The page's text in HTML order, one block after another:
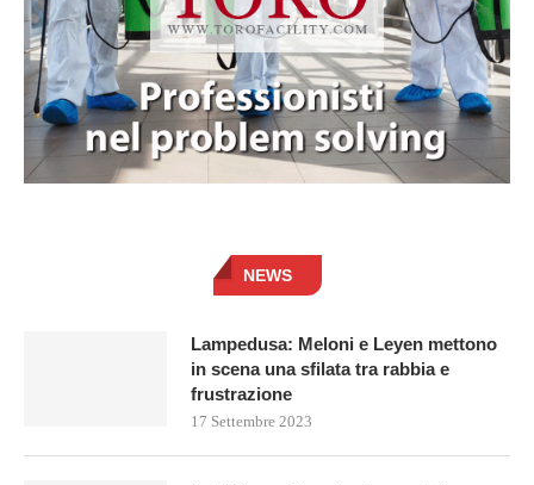
NEWS
Lampedusa: Meloni e Leyen mettono
in scena una sfilata tra rabbia e
frustrazione
17 Settembre 2023